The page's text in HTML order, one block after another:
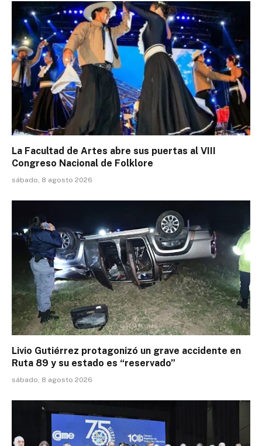
La Facultad de Artes abre sus puertas al VIII
Congreso Nacional de Folklore
sábado, 8 agosto 2026
Livio Gutiérrez protagonizó un grave accidente en
Ruta 89 y su estado es “reservado”
sábado, 8 agosto 2026